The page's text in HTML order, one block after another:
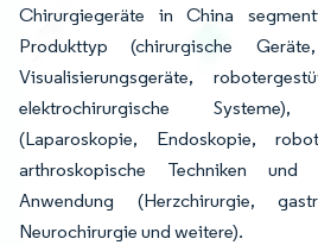
Chirurgiegeräte in China
Produkttyp (chirurgische
Visualisierungsgeräte,
elektrochirurgische
(Laparoskopie, Endoskopie,
arthroskopische Techniken
Anwendung (Herzchirurgie,
Neurochirurgie und weitere).